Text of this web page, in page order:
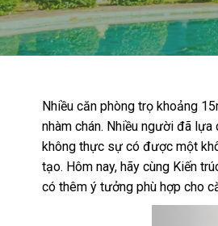
Nhiều căn phòng trọ khoảng
nhàm chán. Nhiều người đã
không thực sự có được một
tạo. Hôm nay, hãy cùng Kiến
có thêm ý tưởng phù hợp cho